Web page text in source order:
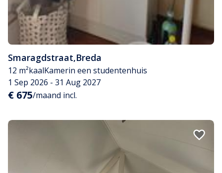
Smaragdstraat,Breda
12 m²kaalKamerin een studentenhuis
1 Sep 2026 - 31 Aug 2027
€ 675/maand incl.